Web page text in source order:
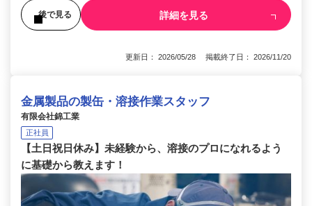
後で見る 詳細を見る
更新日： 2026/05/28 掲載終了日： 2026/11/20
金属製品の製缶・溶接作業スタッフ
有限会社錦工業
正社員
【土日祝日休み】未経験から、溶接のプロになれるよう
に基礎から教えます！